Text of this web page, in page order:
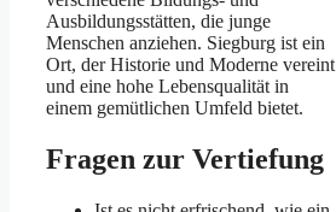
Ausbildungsstätten, die junge
Menschen anziehen. Siegburg ist ein
Ort, der Historie und Moderne vereint
und eine hohe Lebensqualität in
einem gemütlichen Umfeld bietet.
Fragen zur Vertiefung